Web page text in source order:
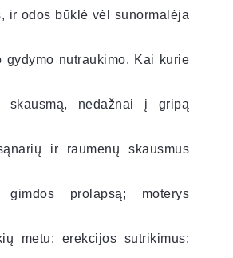
ir odos būklė vėl sunormalėja
gydymo nutraukimo. Kai kurie
skausmą, nedažnai į gripą
ir raumenų skausmus
gimdos prolapsą; moterys
metu; erekcijos sutrikimus;